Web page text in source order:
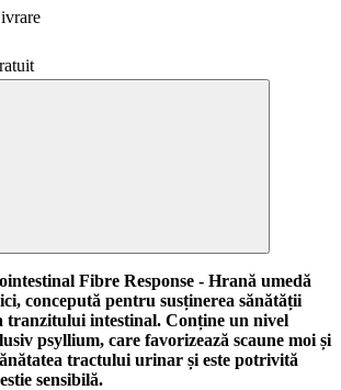
Fibre Response - Hrană umedă
concepută pentru susținerea sănătății
tranzitului intestinal. Conține un nivel
psyllium, care favorizează scaune moi și
tractului urinar și este potrivită
sensibilă.